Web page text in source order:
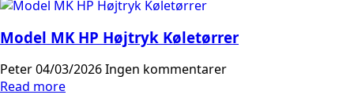
Model MK HP Højtryk Køletørrer
Peter04/03/2026Ingen kommentarer
Read more